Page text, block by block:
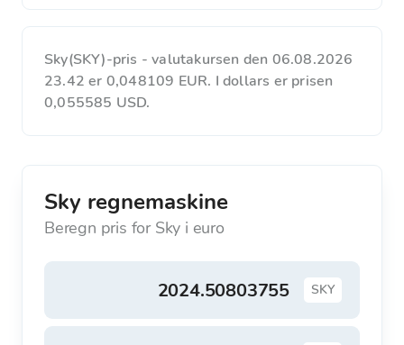
Sky(SKY)-pris - valutakursen den 06.08.2026
23.42 er 0,048109 EUR. I dollars er prisen
0,055585 USD.
Sky regnemaskine
Beregn pris for Sky i euro
SKY